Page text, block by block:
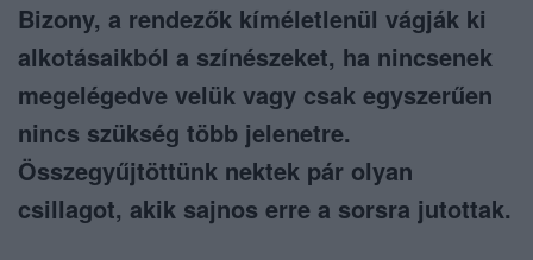
Bizony, a rendezők kíméletlenül vágják ki
alkotásaikból a színészeket, ha nincsenek
megelégedve velük vagy csak egyszerűen
nincs szükség több jelenetre.
Összegyűjtöttünk nektek pár olyan
csillagot, akik sajnos erre a sorsra jutottak.